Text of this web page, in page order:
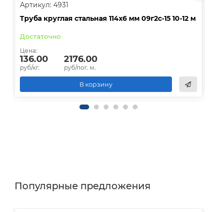
Артикул: 4931
Труба круглая стальная 114х6 мм 09г2с-15 10-12 м
Достаточно
Цена:
136.00
руб/кг.
2176.00
руб/пог. м.
В корзину
Популярные предложения